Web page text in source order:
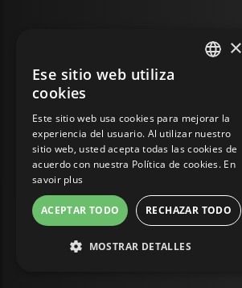
GERMAN
ITALIAN
SPANISH
×
Ese sitio web utiliza
cookies
Este sitio web usa cookies para mejorar la
experiencia del usuario. Al utilizar nuestro
sitio web, usted acepta todas las cookies de
acuerdo con nuestra Política de cookies. En
savoir plus
ACEPTAR TODO RECHAZAR TODO
MOSTRAR DETALLES